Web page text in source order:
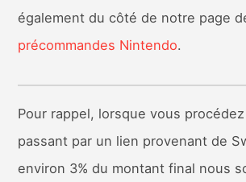
également du côté de notre page
précommandes Nintendo.
Pour rappel, lorsque vous
passant par un lien provenant de
environ 3% du montant final nous